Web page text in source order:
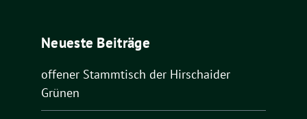
Neueste Beiträge
offener Stammtisch der Hirschaider
Grünen